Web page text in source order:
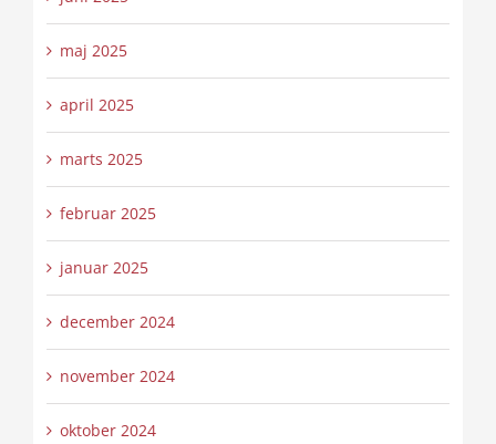
maj 2025
april 2025
marts 2025
februar 2025
januar 2025
december 2024
november 2024
oktober 2024